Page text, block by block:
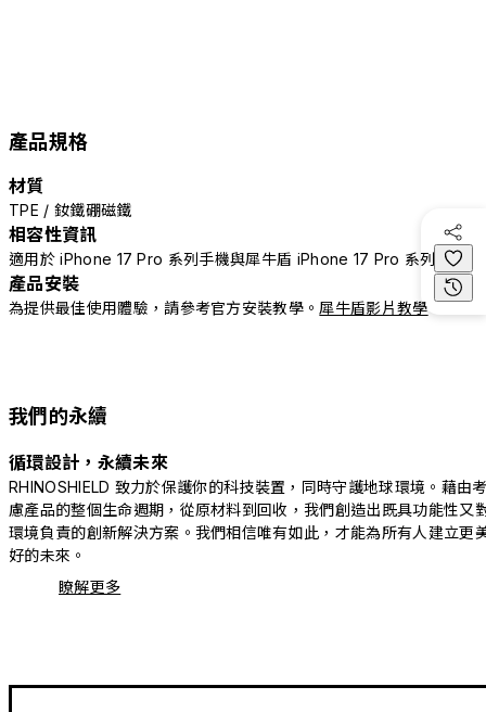
產品規格
材質
TPE / 釹鐵硼磁鐵
相容性資訊
適用於 iPhone 17 Pro 系列手機與犀牛盾 iPhone 17 Pro 系列配件
產品安裝
為提供最佳使用體驗，請參考官方安裝教學。 犀牛盾影片教學
我們的永續
循環設計，永續未來
RHINOSHIELD 致力於保護你的科技裝置，同時守護地球環境。藉由
慮產品的整個生命週期，從原材料到回收，我們創造出既具功能性又
環境負責的創新解決方案。我們相信唯有如此，才能為所有人建立更
好的未來。
瞭解更多